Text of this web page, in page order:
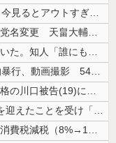
【放送事故】昔のドラマのレ◯プシーン、今見るとアウトすぎる・・・
【衝撃】れいわ新選組、「いのちの党」に党名変更 天畠大輔氏が共同代表へ
中居正広（無職）、熊本に多額の寄付していた。知人「誰にも知られなくても...
15歳少女に薬と酒飲ませカラオケ店で性的暴行、動画撮影 54歳無職を再...
【速報】北海道江別大学生殺人事件、主犯格の川口被告(19)に無期懲役の...
（ ´_ゝ`）中国、広島原爆投下から８１年を迎えたことを受け「日本は原...
【悲報】日本人、バカかもしれない。食品消費税減税（8%→1%）に93....